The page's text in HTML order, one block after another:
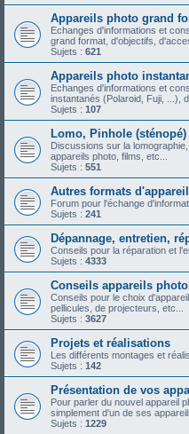
Appareils photo grand
Echanges d'informations et
grand format, d'objectifs,
Sujets : 621
Appareils photo
Echanges d'informations et
instantanés (Polaroid, Fuji, ...),
Sujets : 107
Lomo, Pinhole (sténopé)
Discussions sur la
appareils photo, films, etc...
Sujets : 551
Autres formats
Forum pour l'échange
Sujets : 241
Dépannage, entretien,
Conseils pour la réparation et
Sujets : 4333
Conseils appareils
Conseils pour le choix
pellicules, de projecteurs, etc...
Sujets : 3627
Projets et réalisations
Les différents montages et
Sujets : 142
Présentation de vos
Pour parler du nouvel appareil
simplement d'un de ses
Sujets : 1229